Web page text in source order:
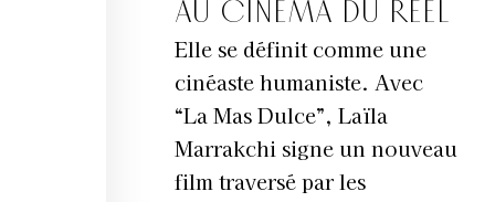
AU CINÉMA DU RÉEL
Elle se définit comme une
cinéaste humaniste. Avec
“La Mas Dulce”, Laïla
Marrakchi signe un nouveau
film traversé par les